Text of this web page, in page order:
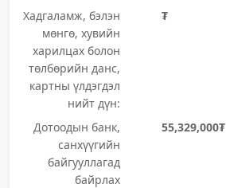
Хадгаламж, бэлэн
мөнгө, хувийн
харилцах болон
төлбөрийн данс,
картны үлдэгдэл
нийт дүн:
₮
Дотоодын банк,
санхүүгийн
байгууллагад
байрлах
55,329,000₮